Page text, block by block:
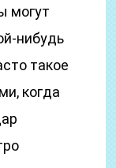
могут
нибудь
такое
когда